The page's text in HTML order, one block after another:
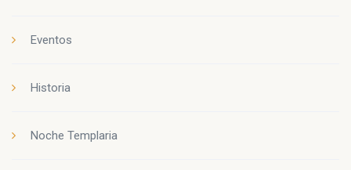
Eventos
Historia
Noche Templaria